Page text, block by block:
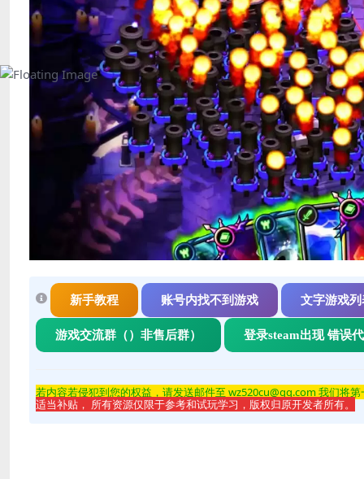
新手教程 账号内找不到游戏 文字游戏列
游戏交流群（）非售后群） 登录steam出现 错误
若内容若侵犯到您的权益，请发送邮件至 wz520cu@qq.com 我们将
适当补贴， 所有资源仅限于参考和试玩学习，版权归原开发者所有。